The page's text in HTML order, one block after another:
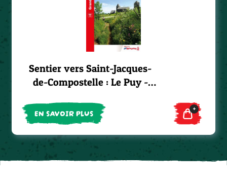
Sentier vers Saint-Jacques-
de-Compostelle : Le Puy -
EN SAVOIR PLUS
+